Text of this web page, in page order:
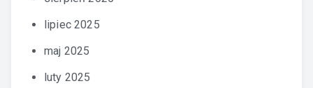
lipiec 2025
maj 2025
luty 2025